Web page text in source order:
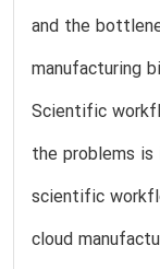
and the
manufacturing
Scientific
the problems
scientific
cloud